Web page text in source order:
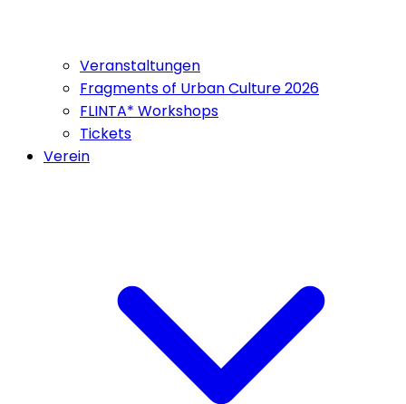
Veranstaltungen
Fragments of Urban Culture 2026
FLINTA* Workshops
Tickets
Verein